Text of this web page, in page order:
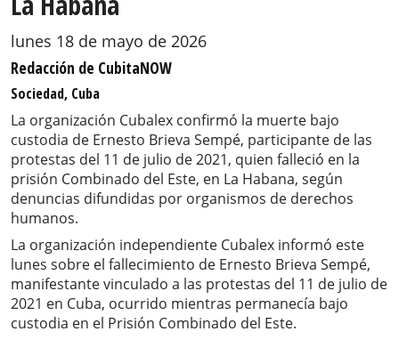
lunes 18 de mayo de 2026
Redacción de CubitaNOW
Sociedad, Cuba
La organización Cubalex confirmó la muerte bajo
custodia de Ernesto Brieva Sempé, participante de las
protestas del 11 de julio de 2021, quien falleció en la
prisión Combinado del Este, en La Habana, según
denuncias difundidas por organismos de derechos
humanos.
La organización independiente Cubalex informó este
lunes sobre el fallecimiento de Ernesto Brieva Sempé,
manifestante vinculado a las protestas del 11 de julio de
2021 en Cuba, ocurrido mientras permanecía bajo
custodia en el Prisión Combinado del Este.